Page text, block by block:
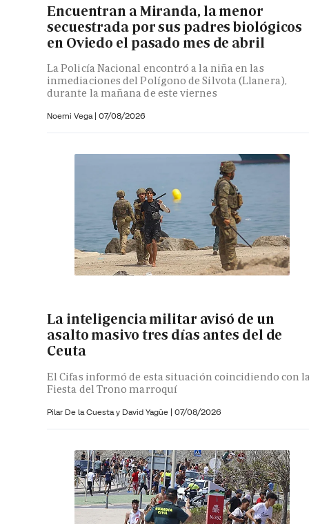
Encuentran a Miranda, la menor
secuestrada por sus padres biológicos
en Oviedo el pasado mes de abril
La Policía Nacional encontró a la niña en las
inmediaciones del Polígono de Silvota (Llanera),
durante la mañana de este viernes
Noemi Vega | 07/08/2026
La inteligencia militar avisó de un
asalto masivo tres días antes del de
Ceuta
El Cifas informó de esta situación coincidiendo con
Fiesta del Trono marroquí
Pilar De la Cuesta y David Yagüe | 07/08/2026